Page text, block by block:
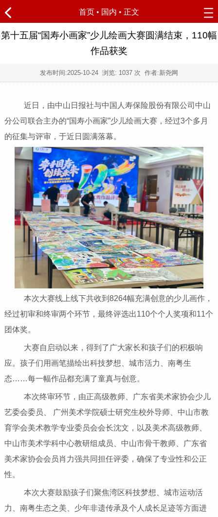
首页 • 国内 • 正文
第十五届“国寿小画家”少儿绘画大赛圆满结束，110幅
作品获奖
发布时间:2025-10-24 浏览: 1037 次 作者:新尧网
近日，由中山日报社与中国人寿保险股份有限公司中山
分公司联合主办的“国寿小画家”少儿绘画大赛，经过3个多月
的征集与评审，于近日圆满落幕。
本次大赛线上线下共收到8264幅充满创意的少儿画作，
经过初审和终审两个环节，最终评选出110个个人奖项和11个
团体奖。
大赛自启动以来，得到了广大家长和孩子们的积极响
应。孩子们用画笔描绘出科技梦想、城市活力、南粤生
态……每一幅作品都充满了童真与创意。
本次终审环节，由正高级教师、广东省美术家协会少儿
艺委会委员、 广州美术学院硕士研究生校外导师、中山市教
育学会美术教学专业委员会会长沈文，以及美术高级教师、
中山市美术学科中心教研组成员、中山市骨干教师、广东省
美术家协会会员肖力强共同担任评委，确保了专业性和公正
性。
本次大赛鼓励孩子们聚焦湾区科技梦想、城市运动活
力、南粤生态之美、少年非遗传承及个人成长足迹等方面进